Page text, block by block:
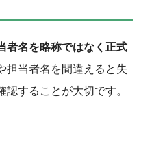
者名を略称ではなく正式
担当者名を間違えると失
することが大切です。